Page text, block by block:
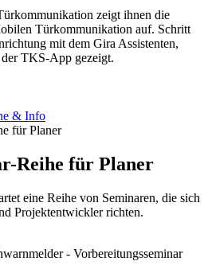
zeigt ihnen die
Türkommunikation auf. Schritt
mit dem Gira Assistenten,
TKS-App gezeigt.
& Info
Reihe für Planer
eine Reihe von Seminaren, die sich
Projektentwickler richten.